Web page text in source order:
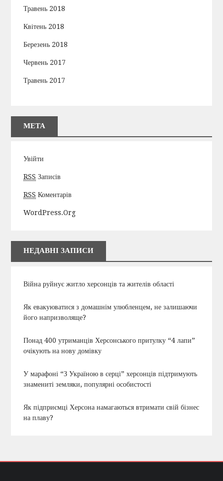
Травень 2018
Квітень 2018
Березень 2018
Червень 2017
Травень 2017
МЕТА
Увійти
RSS Записів
RSS Коментарів
WordPress.org
НЕДАВНІ ЗАПИСИ
Війна руйнує житло херсонців та жителів області
Як евакуюватися з домашнім улюбленцем, не залишаючи
його напризволяще?
Понад 400 утриманців Херсонського притулку “4 лапи”
очікують на нову домівку
У марафоні “З Україною в серці” херсонців підтримують
знамениті земляки, популярні особистості
Як підприємці Херсона намагаються втримати свій бізнес
на плаву?